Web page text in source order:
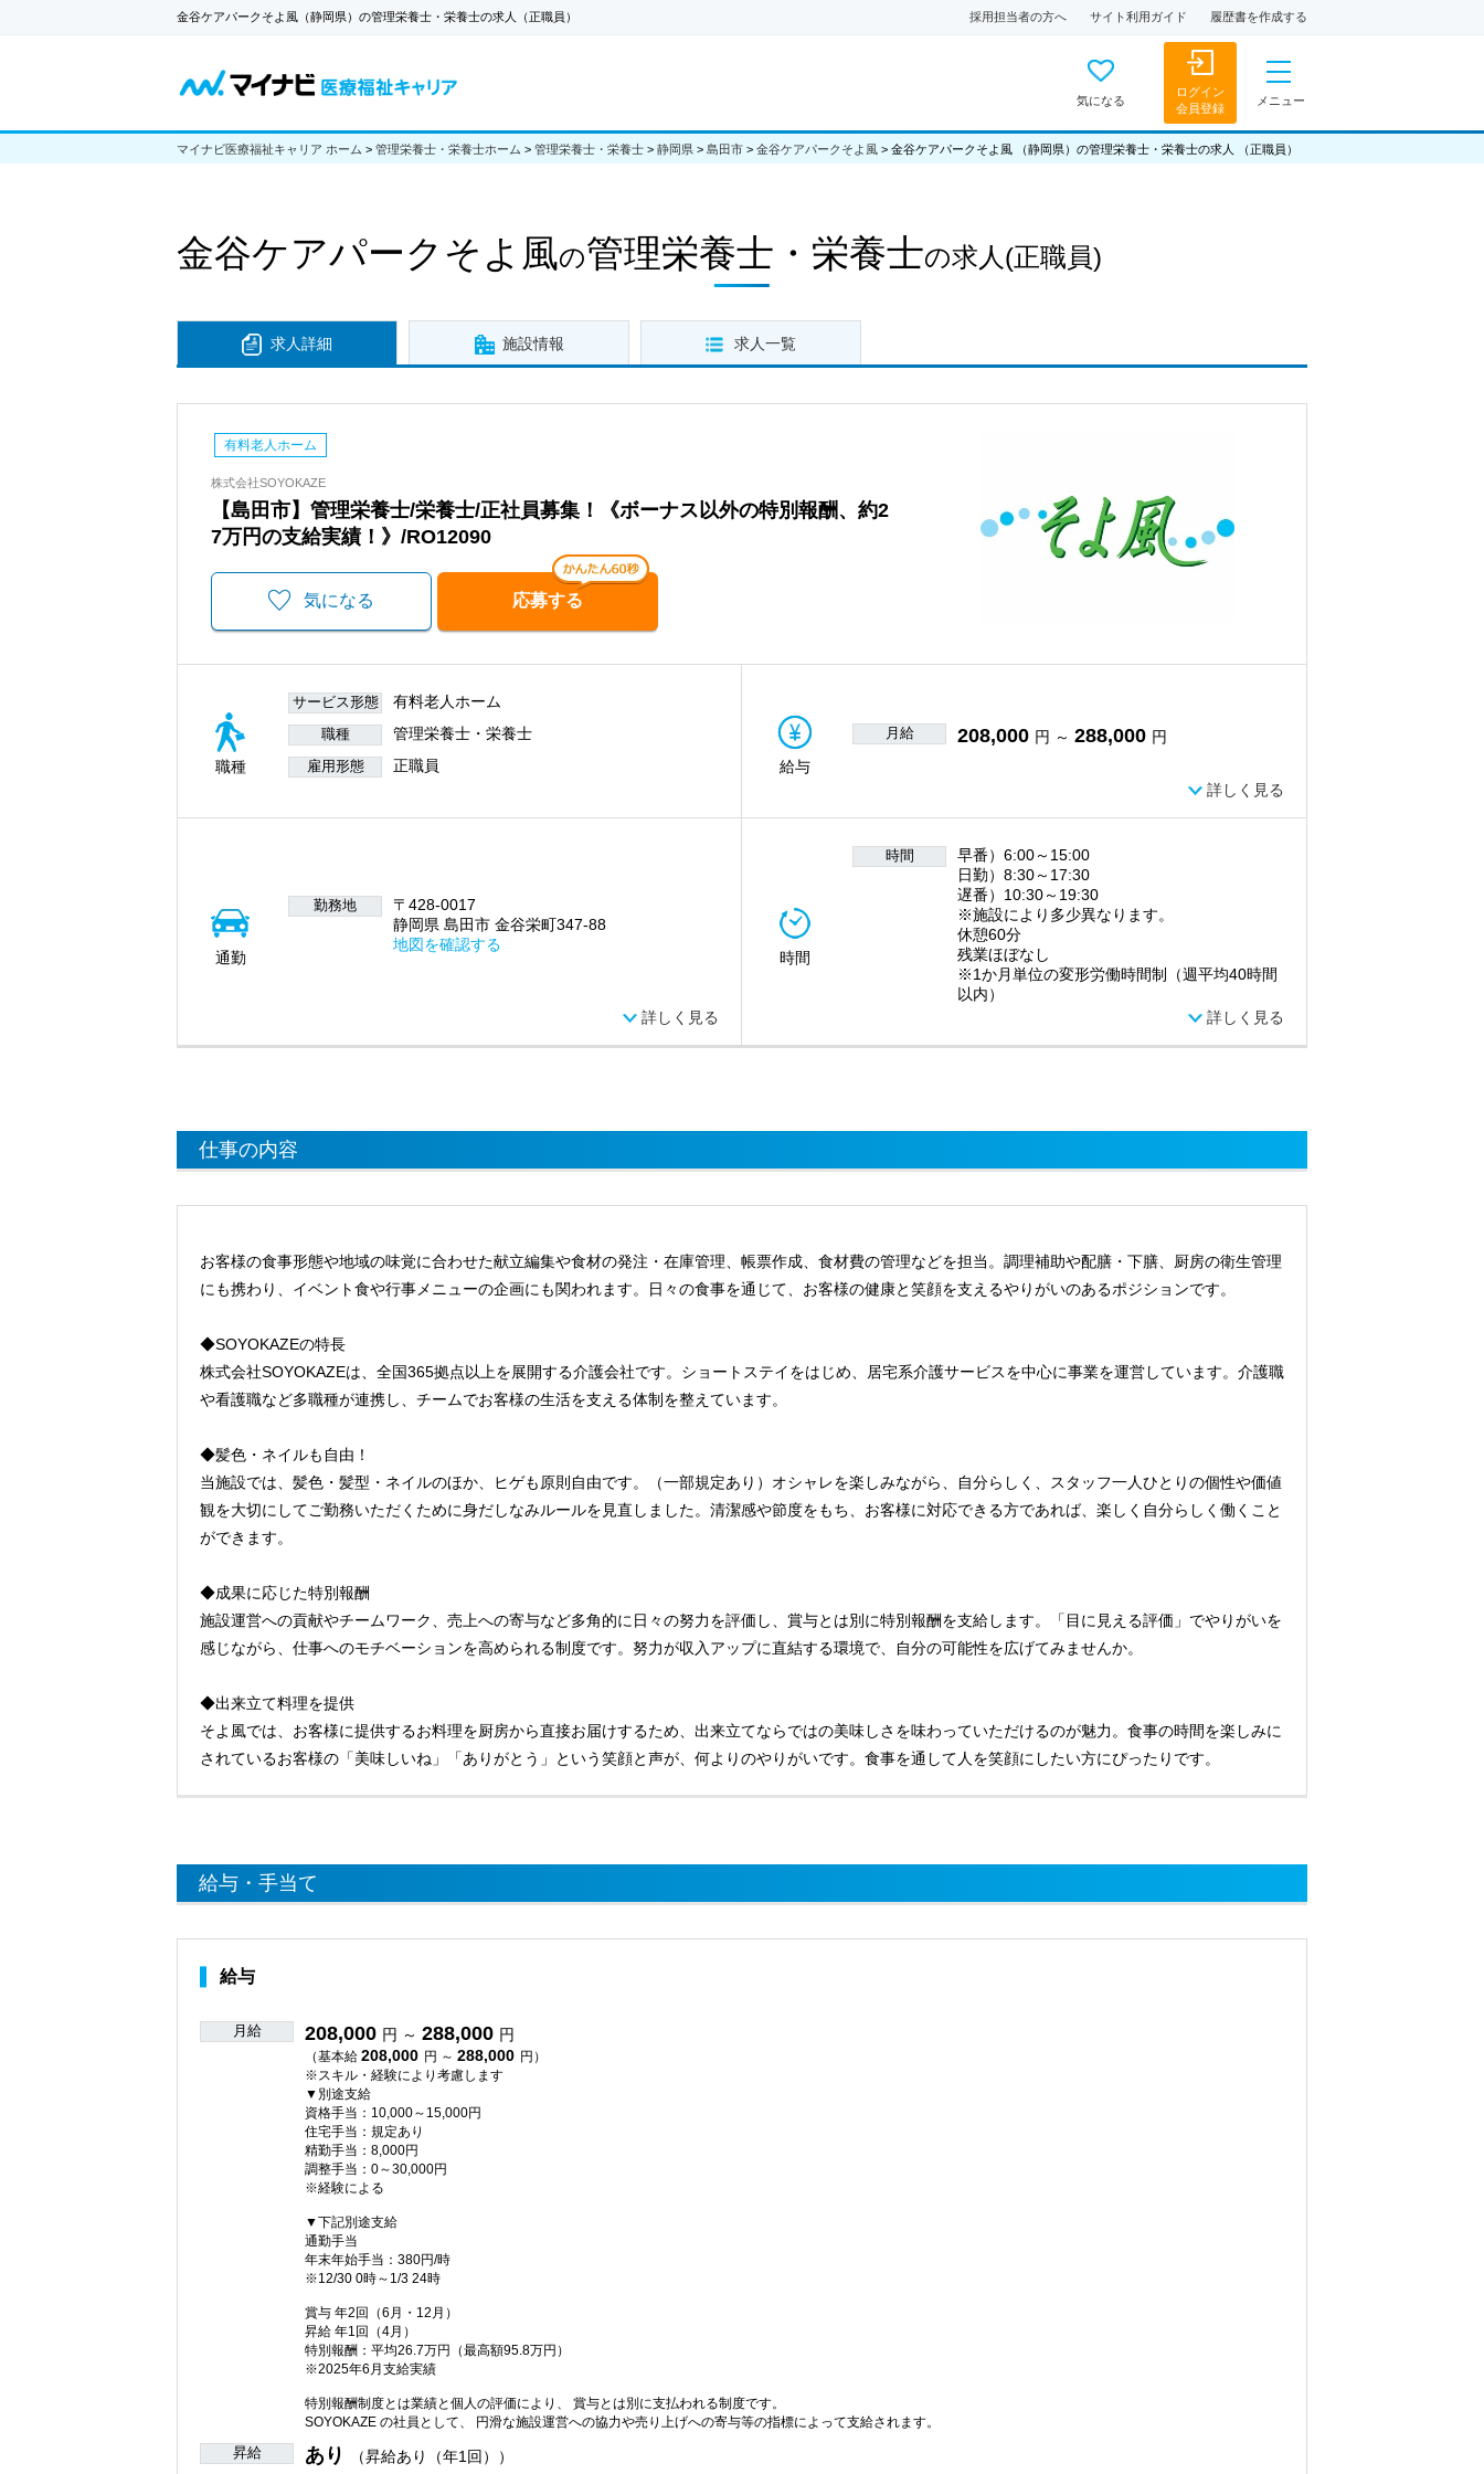
金谷ケアパークそよ風（静岡県）の管理栄養士・栄養士の求人（正職員） 採用担当者の方へ サイト利用ガイド 履歴書を作成する
気になる
ログイン
会員登録
メニュー
マイナビ医療福祉キャリア ホーム > 管理栄養士・栄養士ホーム > 管理栄養士・栄養士 > 静岡県 > 島田市 > 金谷ケアパークそよ風 > 金谷ケアパークそよ風 （静岡県）の管理栄養士・栄養士の求人 （正職員）
金谷ケアパークそよ風の管理栄養士・栄養士の求人 (正職員)
求人詳細 施設情報 求人一覧
有料老人ホーム
株式会社SOYOKAZE
【島田市】管理栄養士/栄養士/正社員募集！《ボーナス以外の特別報酬、約2
7万円の支給実績！》/RO12090
気になる 応募する
職種
サービス形態 有料老人ホーム
職種 管理栄養士・栄養士
雇用形態 正職員 給与
月給 208,000 円 ～ 288,000 円
詳しく見る
通勤
勤務地
〒428-0017
静岡県 島田市 金谷栄町347-88
地図を確認する
詳しく見る
時間
時間
早番）6:00～15:00
日勤）8:30～17:30
遅番）10:30～19:30
※施設により多少異なります。
休憩60分
残業ほぼなし
※1か月単位の変形労働時間制（週平均40時間
以内）
詳しく見る
仕事の内容
お客様の食事形態や地域の味覚に合わせた献立編集や食材の発注・在庫管理、帳票作成、食材費の管理などを担当。調理補助や配膳・下膳、厨房の衛生管理
にも携わり、イベント食や行事メニューの企画にも関われます。日々の食事を通じて、お客様の健康と笑顔を支えるやりがいのあるポジションです。
◆SOYOKAZEの特長
株式会社SOYOKAZEは、全国365拠点以上を展開する介護会社です。ショートステイをはじめ、居宅系介護サービスを中心に事業を運営しています。介護職
や看護職など多職種が連携し、チームでお客様の生活を支える体制を整えています。
◆髪色・ネイルも自由！
当施設では、髪色・髪型・ネイルのほか、ヒゲも原則自由です。（一部規定あり）オシャレを楽しみながら、自分らしく、スタッフ一人ひとりの個性や価値
観を大切にしてご勤務いただくために身だしなみルールを見直しました。清潔感や節度をもち、お客様に対応できる方であれば、楽しく自分らしく働くこと
ができます。
◆成果に応じた特別報酬
施設運営への貢献やチームワーク、売上への寄与など多角的に日々の努力を評価し、賞与とは別に特別報酬を支給します。「目に見える評価」でやりがいを
感じながら、仕事へのモチベーションを高められる制度です。努力が収入アップに直結する環境で、自分の可能性を広げてみませんか。
◆出来立て料理を提供
そよ風では、お客様に提供するお料理を厨房から直接お届けするため、出来立てならではの美味しさを味わっていただけるのが魅力。食事の時間を楽しみに
されているお客様の「美味しいね」「ありがとう」という笑顔と声が、何よりのやりがいです。食事を通して人を笑顔にしたい方にぴったりです。
給与・手当て
給与
月給 208,000 円 ～ 288,000 円
（基本給 208,000 円 ～ 288,000 円）
※スキル・経験により考慮します
▼別途支給
資格手当：10,000～15,000円
住宅手当：規定あり
精勤手当：8,000円
調整手当：0～30,000円
※経験による
▼下記別途支給
通勤手当
年末年始手当：380円/時
※12/30 0時～1/3 24時
賞与 年2回（6月・12月）
昇給 年1回（4月）
特別報酬：平均26.7万円（最高額95.8万円）
※2025年6月支給実績
特別報酬制度とは業績と個人の評価により、 賞与とは別に支払われる制度です。
SOYOKAZE の社員として、 円滑な施設運営への協力や売り上げへの寄与等の指標によって支給されます。
昇給 あり （昇給あり（年1回））